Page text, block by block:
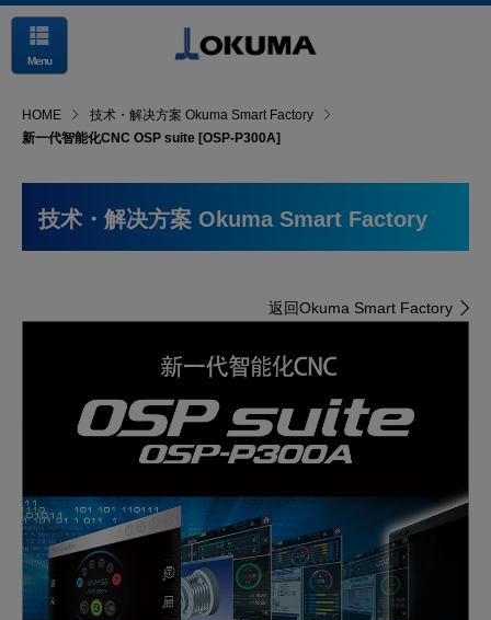
Menu
HOME
技术・解决方案 Okuma Smart Factory
新一代智能化CNC OSP suite [OSP-P300A]
技术・解决方案 Okuma Smart Factory
返回Okuma Smart Factory